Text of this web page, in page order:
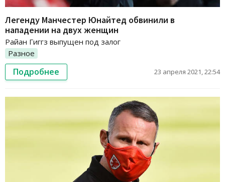
Легенду Манчестер Юнайтед обвинили в
нападении на двух женщин
Райан Гиггз выпущен под залог
Разное
Подробнее 23 апреля 2021, 22:54